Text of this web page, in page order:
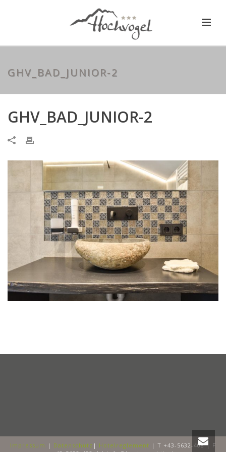
GHV_BAD_JUNIOR-2
GHV_BAD_JUNIOR-2
Impressum | Datenschutz | Hotelreglement | T +43-5632-408 | F